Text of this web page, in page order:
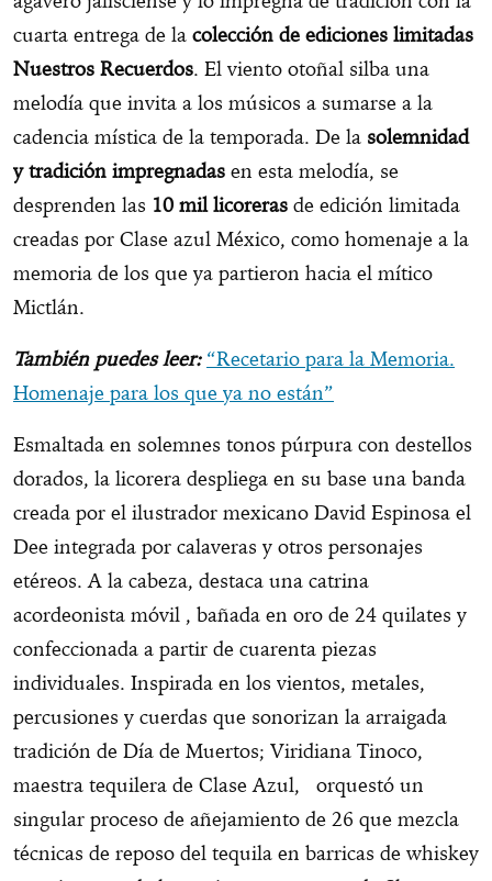
cuarta entrega de la colección de ediciones limitadas
Nuestros Recuerdos. El viento otoñal silba una
melodía que invita a los músicos a sumarse a la
cadencia mística de la temporada. De la solemnidad
y tradición impregnadas en esta melodía, se
desprenden las 10 mil licoreras de edición limitada
creadas por Clase azul México, como homenaje a la
memoria de los que ya partieron hacia el mítico
Mictlán.
También puedes leer: “Recetario para la Memoria.
Homenaje para los que ya no están”
Esmaltada en solemnes tonos púrpura con destellos
dorados, la licorera despliega en su base una banda
creada por el ilustrador mexicano David Espinosa el
Dee integrada por calaveras y otros personajes
etéreos. A la cabeza, destaca una catrina
acordeonista móvil , bañada en oro de 24 quilates y
confeccionada a partir de cuarenta piezas
individuales. Inspirada en los vientos, metales,
percusiones y cuerdas que sonorizan la arraigada
tradición de Día de Muertos; Viridiana Tinoco,
maestra tequilera de Clase Azul, orquestó un
singular proceso de añejamiento de 26 que mezcla
técnicas de reposo del tequila en barricas de whiskey